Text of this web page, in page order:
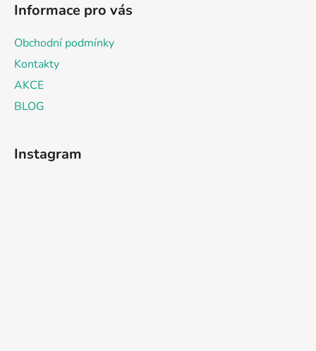
Informace pro vás
Obchodní podmínky
Kontakty
AKCE
BLOG
Instagram